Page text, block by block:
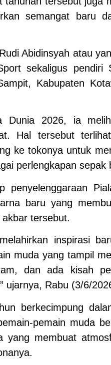
semangat baru
Abidinsyah atau
sekaligus pendiri
Kabupaten
Dunia 2026, ia
Hal tersebut
ke tokonya untuk
perlengkapan sepak
penyelenggaraan
baru yang
tersebut.
inspirasi
muda yang tampil
dan ada kisah
ujarnya, Rabu (3/6/
berkecimpung
pemain muda
yang membuat